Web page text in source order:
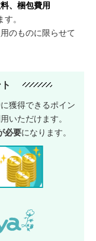
、梱包費用
。
のものに限らせて
獲得できるポイン
いただけます。
必要になります。